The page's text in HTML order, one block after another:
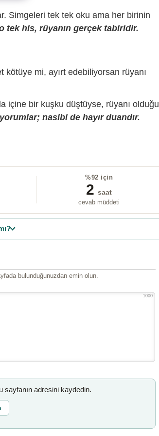
Simgeleri tek tek oku ama her birinin
tek his, rüyanın gerçek tabiridir.
mi, ayırt edebiliyorsan rüyanı
içine bir kuşku düştüyse, rüyanı olduğu
nasibi de hayır duandır.
%92 için
2 saat
cevab müddeti
bulunduğunuzdan emin olun.
1000
adresini kaydedin.